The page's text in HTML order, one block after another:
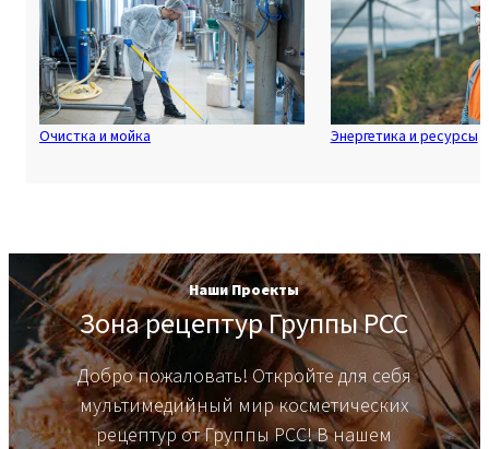
Очистка и мойка Энергетика и ресурсы
Наши Проекты
Зона рецептур Группы PCC
Добро пожаловать! Откройте для себя
мультимедийный мир косметических
рецептур от Группы PCC! В нашем